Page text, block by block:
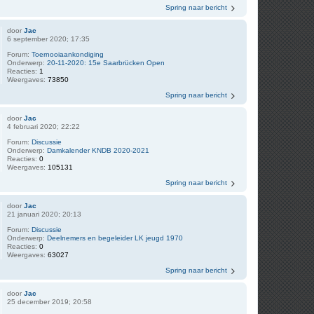
Spring naar bericht
doorJac
6 september 2020; 17:35
Forum:Toernooiaankondiging
Onderwerp:20-11-2020: 15e Saarbrücken Open
Reacties: 1
Weergaves:73850
Spring naar bericht
doorJac
4 februari 2020; 22:22
Forum:Discussie
Onderwerp:Damkalender KNDB 2020-2021
Reacties:0
Weergaves: 105131
Spring naar bericht
doorJac
21 januari 2020; 20:13
Forum:Discussie
Onderwerp:Deelnemers en begeleider LK jeugd 1970
Reacties:0
Weergaves:63027
Spring naar bericht
doorJac
25 december 2019; 20:58